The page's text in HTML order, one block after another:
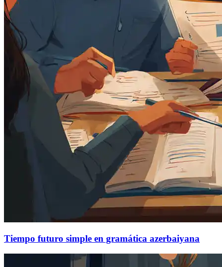
Tiempo futuro simple en gramática azerbaiyana